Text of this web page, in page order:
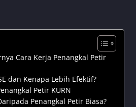
Cara Kerja Penangkal Petir
dan Kenapa Lebih Efektif?
Petir KURN
Penangkal Petir Biasa?